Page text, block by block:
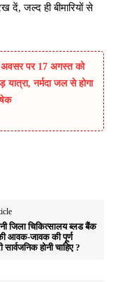
जल्द ही बीमारियों से
अवसर पर 17 अगस्त को
नर्मदा जल से होगा
जिला चिकित्सालय ब्लड बैंक
आवक-जावक की पूर्ण
सार्वजनिक होनी चाहिए ?